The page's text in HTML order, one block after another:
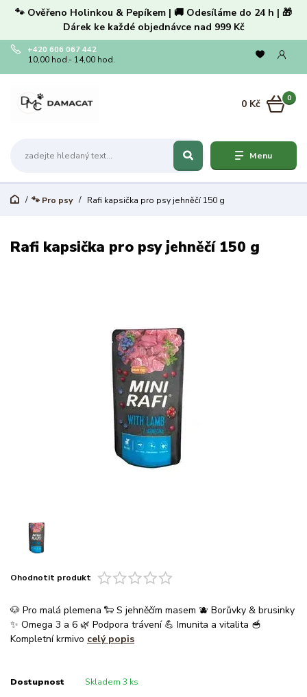
🐾 Ověřeno Holinkou & Pepíkem | 🚚 Odesíláme do 24 h | 🎁
Dárek ke každé objednávce nad 999 Kč
Menu
+420 606 067 442
10,00 hod.- 14,00 hod.
0
0 Kč
🐾 Pro psy Rafi kapsička pro psy jehněčí 150 g
Rafi kapsička pro psy jehněčí 150 g
Ohodnotit produkt
🐶 Pro malá plemena 🐑 S jehněčím masem 🫐 Borůvky & brusinky
✨ Omega 3 a 6 🌿 Podpora trávení 💪 Imunita a vitalita 🥣
Kompletní krmivo celý popis
Dostupnost Skladem 3 ks